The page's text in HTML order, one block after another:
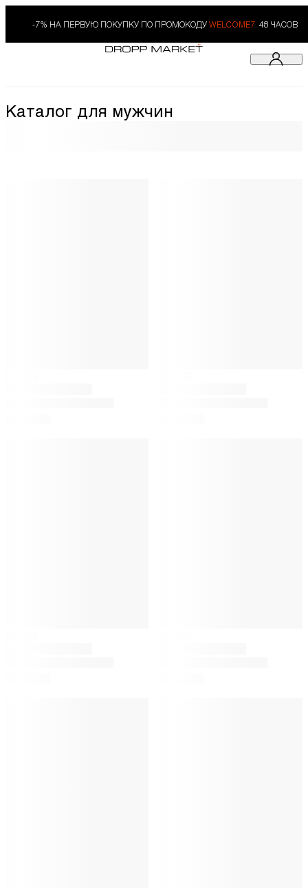
-7% НА ПЕРВУЮ ПОКУПКУ ПО ПРОМОКОДУ WELCOME7. 48 ЧАСОВ
Каталог для мужчин